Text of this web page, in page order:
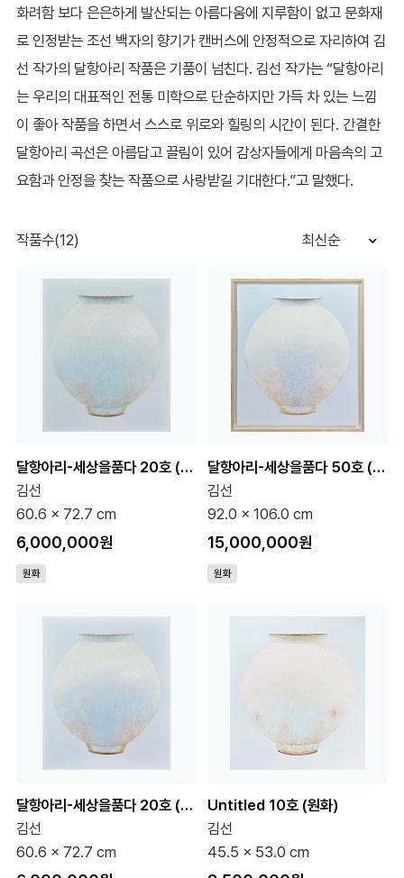
화려함 보다 은은하게 발산되는 아름다움에 지루함이 없고 문화재
로 인정받는 조선 백자의 향기가 캔버스에 안정적으로 자리하여 김
선 작가의 달항아리 작품은 기품이 넘친다. 김선 작가는 “달항아리
는 우리의 대표적인 전통 미학으로 단순하지만 가득 차 있는 느낌
이 좋아 작품을 하면서 스스로 위로와 힐링의 시간이 된다. 간결한
달항아리 곡선은 아름답고 끌림이 있어 감상자들에게 마음속의 고
요함과 안정을 찾는 작품으로 사랑받길 기대한다.”고 말했다.
작품수(12) 최신순
달항아리-세상을품다 20호 (원화)
김선
60.6 x 72.7 cm
6,000,000원
원화
달항아리-세상을품다 50호 (원화)
김선
92.0 x 106.0 cm
15,000,000원
원화
달항아리-세상을품다 20호 (원화)
김선
60.6 x 72.7 cm
Untitled 10호 (원화)
김선
45.5 x 53.0 cm